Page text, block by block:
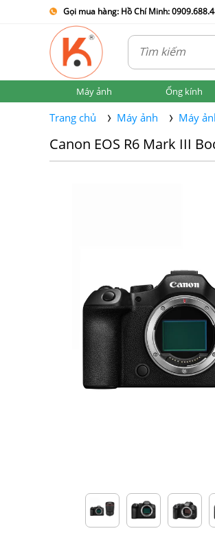
Gọi mua hàng: Hồ Chí Minh:
Máy ảnh Ống kính
Trang chủ Máy ảnh Máy
Canon EOS R6 Mark III